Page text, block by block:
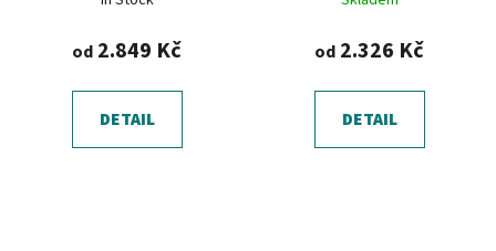
od 2.849 Kč
DETAIL
od 2.326 Kč
DETAIL